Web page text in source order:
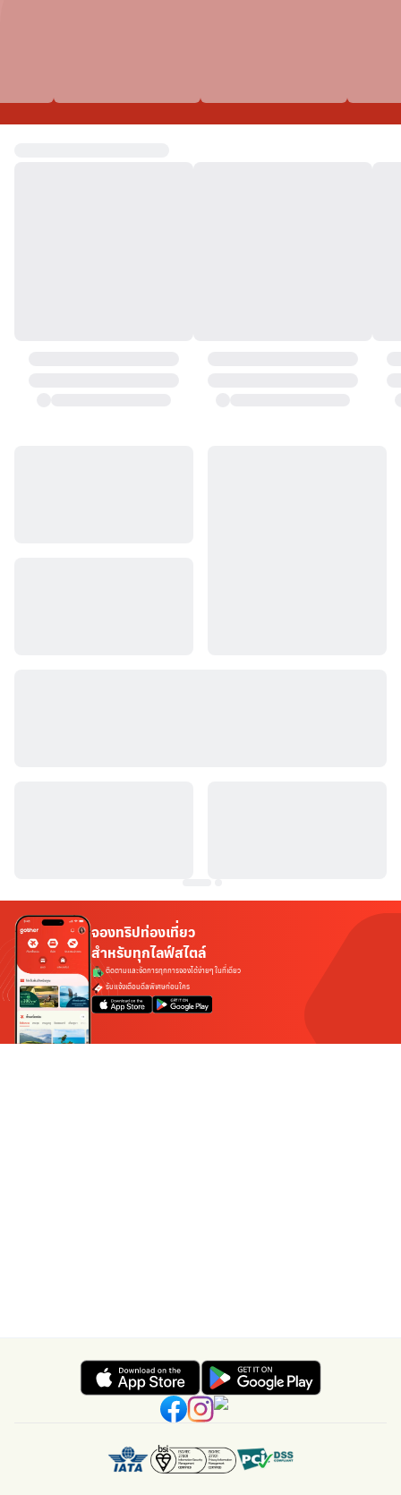
จองทริปท่องเที่ยว
สำหรับทุกไลฟ์สไตล์
ติดตามและจัดการทุกการจองได้ง่ายๆ ในที่เดียว
รับแจ้งเตือนดีลพิเศษก่อนใคร